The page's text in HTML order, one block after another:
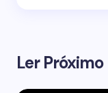
Ler Próximo